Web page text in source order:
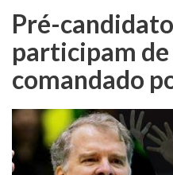
Pré-
participam
comandado